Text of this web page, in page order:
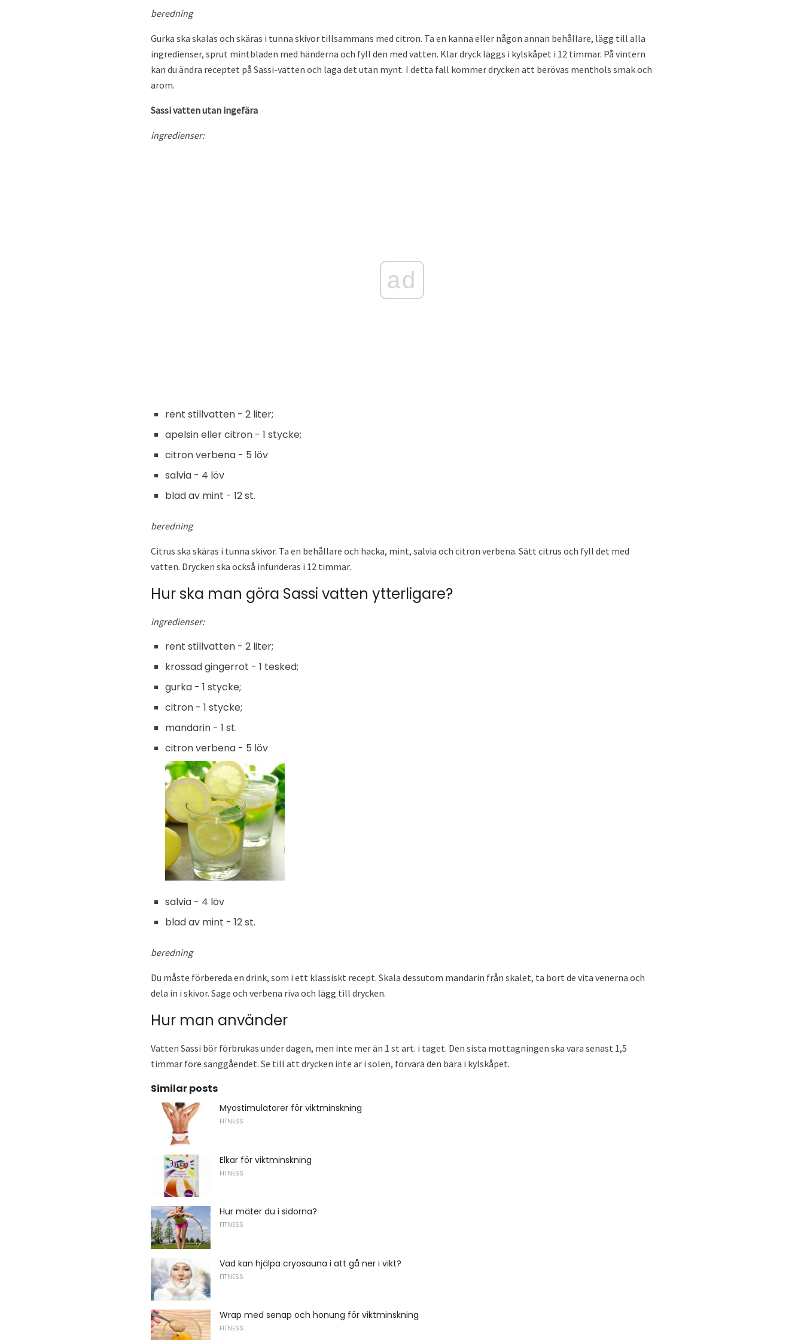
beredning
Gurka ska skalas och skäras i tunna skivor tillsammans med citron. Ta en kanna eller någon annan behållare, lägg till alla
ingredienser, sprut mintbladen med händerna och fyll den med vatten. Klar dryck läggs i kylskåpet i 12 timmar. På vintern
kan du ändra receptet på Sassi-vatten och laga det utan mynt. I detta fall kommer drycken att berövas menthols smak och
arom.
Sassi vatten utan ingefära
ingredienser:
ad
rent stillvatten - 2 liter;
apelsin eller citron - 1 stycke;
citron verbena - 5 löv
salvia - 4 löv
blad av mint - 12 st.
beredning
Citrus ska skäras i tunna skivor. Ta en behållare och hacka, mint, salvia och citron verbena. Sätt citrus och fyll det med
vatten. Drycken ska också infunderas i 12 timmar.
Hur ska man göra Sassi vatten ytterligare?
ingredienser:
rent stillvatten - 2 liter;
krossad gingerrot - 1 tesked;
gurka - 1 stycke;
citron - 1 stycke;
mandarin - 1 st.
citron verbena - 5 löv
salvia - 4 löv
blad av mint - 12 st.
beredning
Du måste förbereda en drink, som i ett klassiskt recept. Skala dessutom mandarin från skalet, ta bort de vita venerna och
dela in i skivor. Sage och verbena riva och lägg till drycken.
Hur man använder
Vatten Sassi bör förbrukas under dagen, men inte mer än 1 st art. i taget. Den sista mottagningen ska vara senast 1,5
timmar före sänggåendet. Se till att drycken inte är i solen, förvara den bara i kylskåpet.
Similar posts
Myostimulatorer för viktminskning
FITNESS
Elkar för viktminskning
FITNESS
Hur mäter du i sidorna?
FITNESS
Vad kan hjälpa cryosauna i att gå ner i vikt?
FITNESS
Wrap med senap och honung för viktminskning
FITNESS